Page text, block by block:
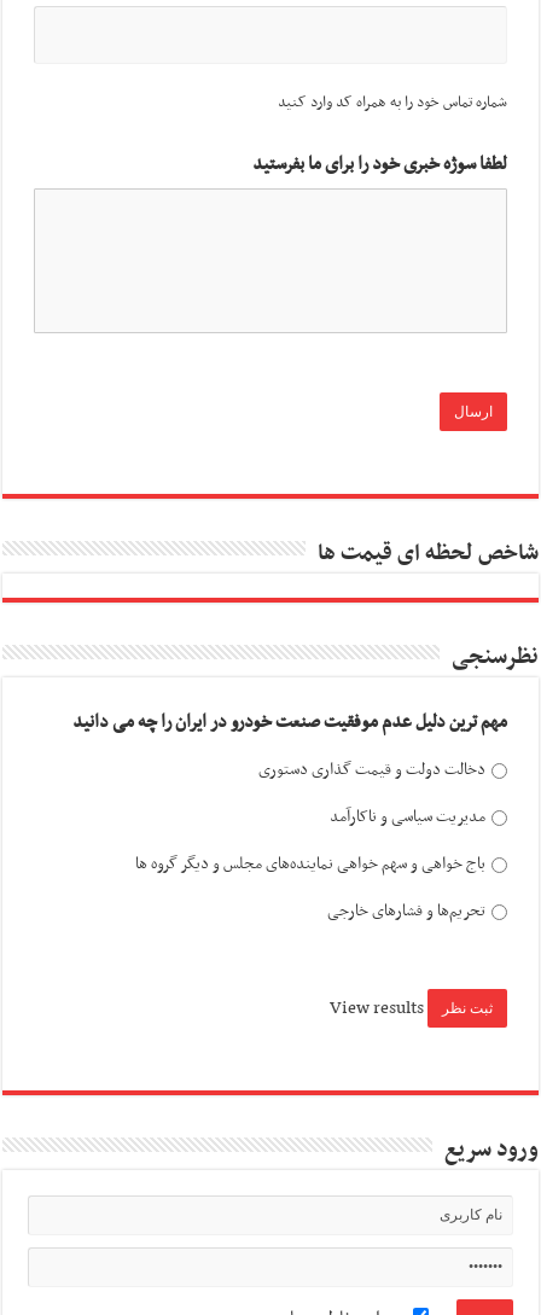
شماره تماس خود را به همراه کد وارد کنید
لطفا سوژه خبری خود را برای ما بفرستید
شاخص لحظه ای قیمت ها
نظرسنجی
مهم ترین دلیل عدم موفقیت صنعت خودرو در ایران را چه می دانید
دخالت دولت و قیمت گذاری دستوری
مدیریت سیاسی و ناکارآمد
باج خواهی و سهم خواهی نماینده‌های مجلس و دیگر گروه ها
تحریم‌ها و فشارهای خارجی
View results
ورود سریع